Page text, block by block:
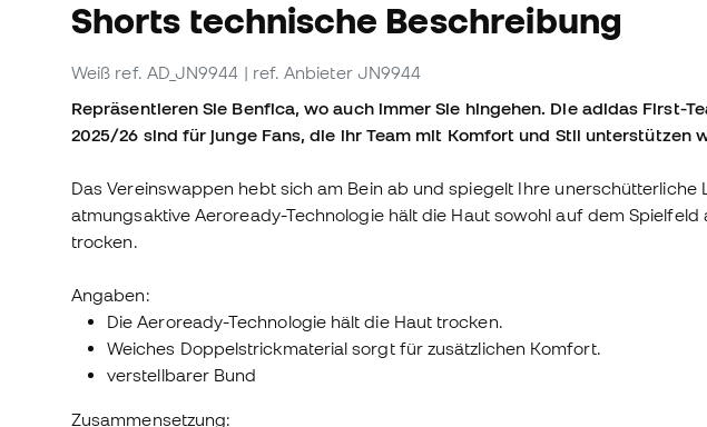
Shorts technische Beschreibung
Weiß ref. AD_JN9944 | ref. Anbieter JN9944
Repräsentieren Sie Benfica, wo auch immer Sie hingehen. Die adidas First-
2025/26 sind für junge Fans, die ihr Team mit Komfort und Stil unterstützen
Das Vereinswappen hebt sich am Bein ab und spiegelt Ihre unerschütterliche
atmungsaktive Aeroready-Technologie hält die Haut sowohl auf dem Spielfeld
trocken.
Angaben:
Die Aeroready-Technologie hält die Haut trocken.
Weiches Doppelstrickmaterial sorgt für zusätzlichen Komfort.
verstellbarer Bund
Zusammensetzung: